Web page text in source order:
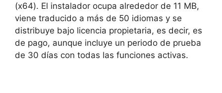
(x64). El instalador ocupa alrededor de 11 MB,
viene traducido a más de 50 idiomas y se
distribuye bajo licencia propietaria, es decir, es
de pago, aunque incluye un periodo de prueba
de 30 días con todas las funciones activas.